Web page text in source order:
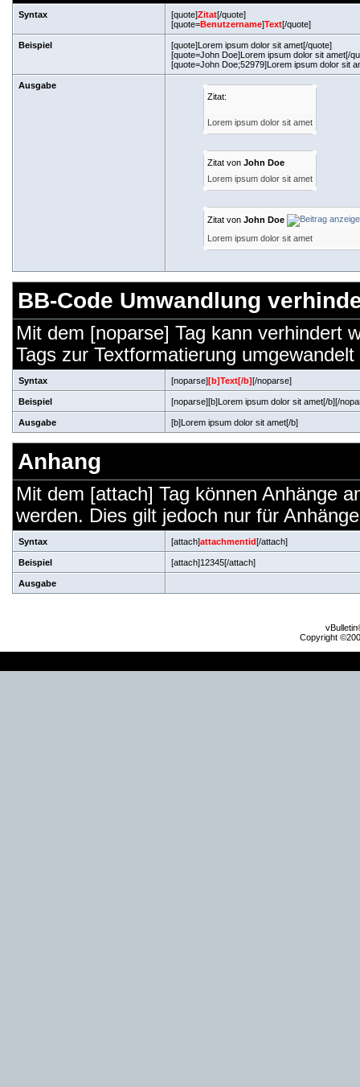
Syntax [quote]Zitat[/quote]
[quote=Benutzername]Text[/quote]
Beispiel
[quote]Lorem ipsum dolor sit amet[/quote]
[quote=John Doe]Lorem ipsum dolor sit amet[/
[quote=John Doe;52979]Lorem ipsum dolor sit
Ausgabe
Zitat:
Lorem ipsum dolor sit amet
Zitat von John Doe
Lorem ipsum dolor sit amet
Zitat von John Doe
Lorem ipsum dolor sit amet
BB-Code Umwandlung
Mit dem [noparse] Tag kann verhindert
Tags zur Textformatierung umgewandelt
Syntax [noparse][b]Text[/b][/noparse]
Beispiel [noparse][b]Lorem ipsum dolor sit amet[/b][/
Ausgabe [b]Lorem ipsum dolor sit amet[/b]
Anhang
Mit dem [attach] Tag können Anhänge
werden. Dies gilt jedoch nur für
Syntax [attach]attachmentid[/attach]
Beispiel [attach]12345[/attach]
Ausgabe
Copyright